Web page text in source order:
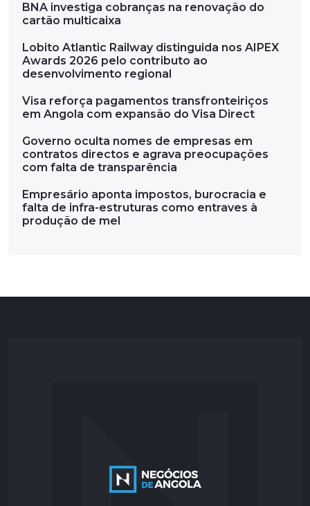
BNA investiga cobranças na renovação do
cartão multicaixa
Lobito Atlantic Railway distinguida nos AIPEX
Awards 2026 pelo contributo ao
desenvolvimento regional
Visa reforça pagamentos transfronteiriços
em Angola com expansão do Visa Direct
Governo oculta nomes de empresas em
contratos directos e agrava preocupações
com falta de transparência
Empresário aponta impostos, burocracia e
falta de infra-estruturas como entraves à
produção de mel